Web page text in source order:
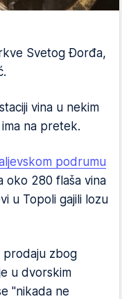
Svetog Đorđa,
vina u nekim
na pretek.
podrumu
oko 280 flaša vina
u Topoli gajili lozu
prodaju zbog
u dvorskim
"nikada ne